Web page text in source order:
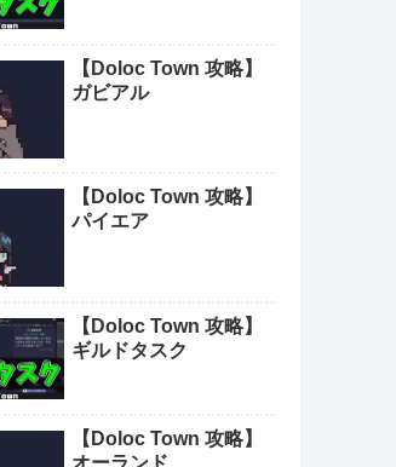
【Doloc Town 攻略】
ガビアル
【Doloc Town 攻略】
パイエア
【Doloc Town 攻略】
ギルドタスク
【Doloc Town 攻略】
オーランド